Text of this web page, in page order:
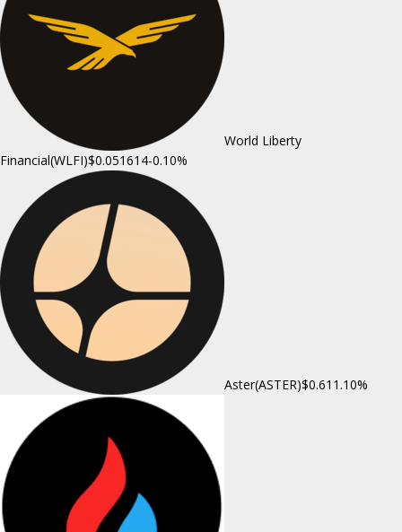
World Liberty
Financial(WLFI)$0.051614-0.10%
Aster(ASTER)$0.61 1.10%